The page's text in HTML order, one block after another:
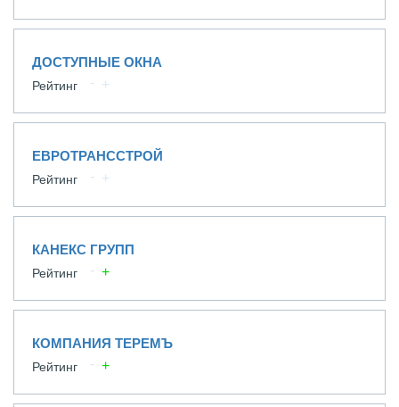
ДОСТУПНЫЕ ОКНА
Рейтинг
ЕВРОТРАНССТРОЙ
Рейтинг
КАНЕКС ГРУПП
Рейтинг
КОМПАНИЯ ТЕРЕМЪ
Рейтинг